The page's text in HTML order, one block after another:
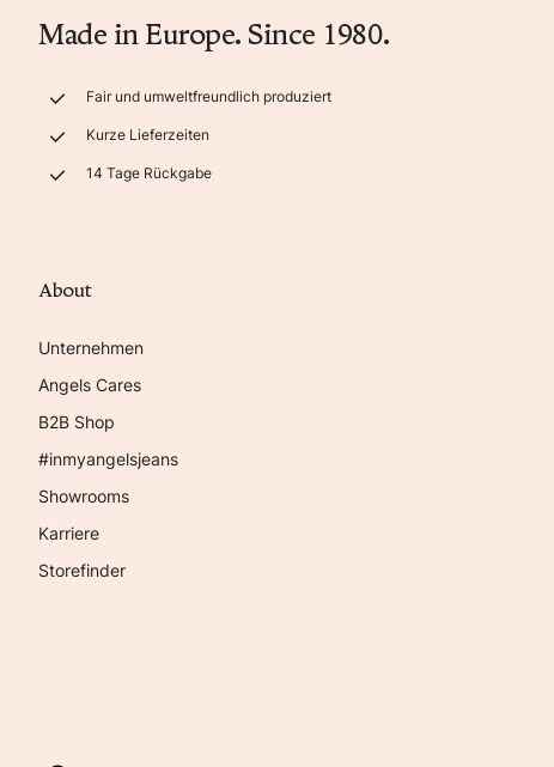
Made in Europe. Since 1980.
Fair und umweltfreundlich produziert
Kurze Lieferzeiten
14 Tage Rückgabe
About
Unternehmen
Angels Cares
B2B Shop
#inmyangelsjeans
Showrooms
Karriere
Storefinder